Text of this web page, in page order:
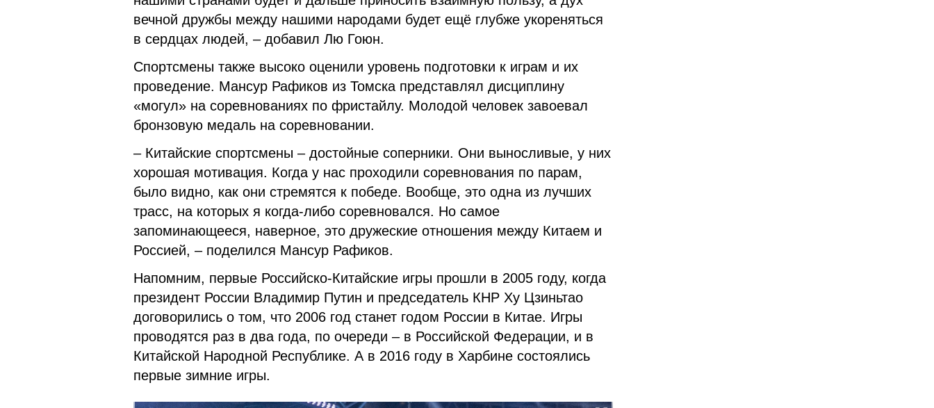
вечной дружбы между нашими народами будет ещё глубже укореняться
в сердцах людей, – добавил Лю Гоюн.
Спортсмены также высоко оценили уровень подготовки к играм и их
проведение. Мансур Рафиков из Томска представлял дисциплину
«могул» на соревнованиях по фристайлу. Молодой человек завоевал
бронзовую медаль на соревновании.
– Китайские спортсмены – достойные соперники. Они выносливые, у них
хорошая мотивация. Когда у нас проходили соревнования по парам,
было видно, как они стремятся к победе. Вообще, это одна из лучших
трасс, на которых я когда-либо соревновался. Но самое
запоминающееся, наверное, это дружеские отношения между Китаем и
Россией, – поделился Мансур Рафиков.
Напомним, первые Российско-Китайские игры прошли в 2005 году, когда
президент России Владимир Путин и председатель КНР Ху Цзиньтао
договорились о том, что 2006 год станет годом России в Китае. Игры
проводятся раз в два года, по очереди – в Российской Федерации, и в
Китайской Народной Республике. А в 2016 году в Харбине состоялись
первые зимние игры.